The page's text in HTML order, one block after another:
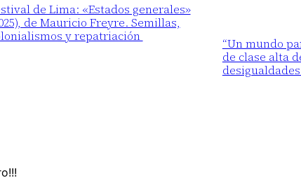
de Lima: «Estados generales»
de Mauricio Freyre. Semillas,
y repatriación
“Un mundo
de clase alta